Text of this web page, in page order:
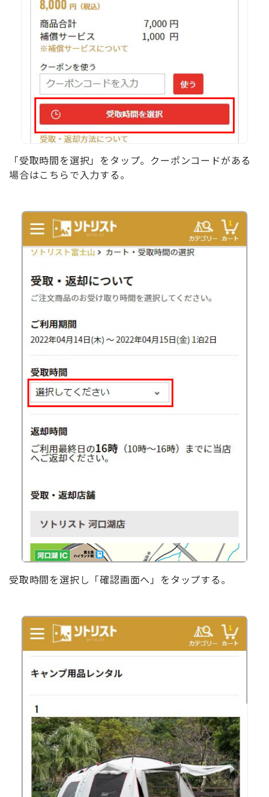
「受取時間を選択」をタップ。クーポンコードがある
場合はこちらで入力する。
受取時間を選択し「確認画面へ」をタップする。